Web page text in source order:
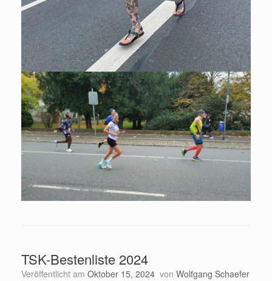
TSK-Bestenliste 2024
Veröffentlicht am Oktober 15, 2024 von Wolfgang Schaefer